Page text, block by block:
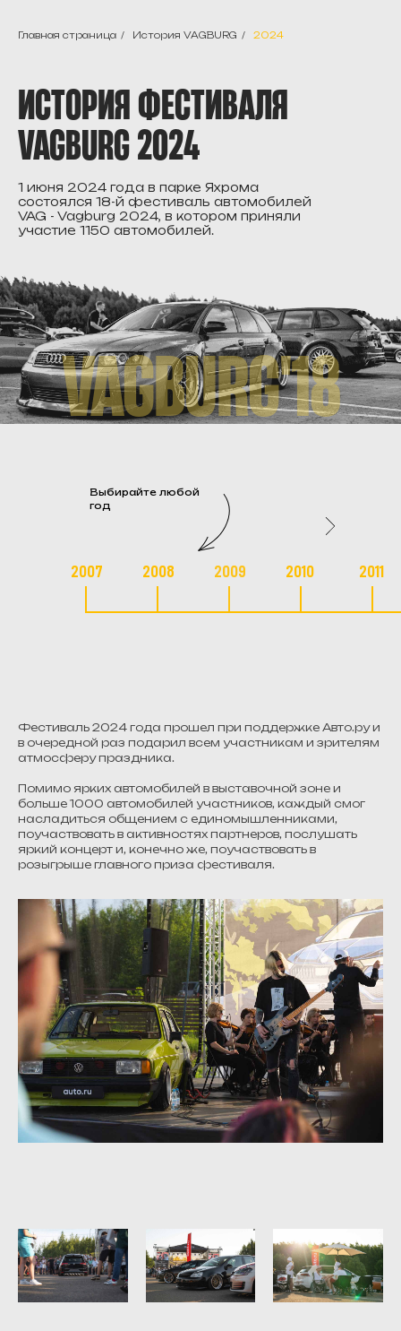
Главная страница / История VAGBURG / 2024
ИСТОРИЯ ФЕСТИВАЛЯ
VAGBURG 2024
VAGBURG'18
1 июня 2024 года в парке Яхрома
состоялся 18-й фестиваль автомобилей
VAG - Vagburg 2024, в котором приняли
участие 1150 автомобилей.
2007 2008 2009 2010 2011
Выбирайте любой
год
Фестиваль 2024 года прошел при поддержке Авто.ру и
в очередной раз подарил всем участникам и зрителям
атмосферу праздника.
Помимо ярких автомобилей в выставочной зоне и
больше 1000 автомобилей участников, каждый смог
насладиться общением с единомышленниками,
поучаствовать в активностях партнеров, послушать
яркий концерт и, конечно же, поучаствовать в
розыгрыше главного приза фестиваля.